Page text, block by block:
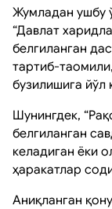
Жумладан ушбу
“Давлат
белгиланган
тартиб-
бузилишига йўл
Шунингдек,
белгиланган
келадиган ёки
ҳаракатлар
Аниқланган